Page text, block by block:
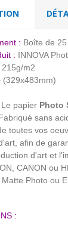
: Boîte de
: INNOVA
215g/m2
(329x483mm)
Le papier Photo
sans
toutes vos
afin de
d'art et
CANON ou
Photo ou
: